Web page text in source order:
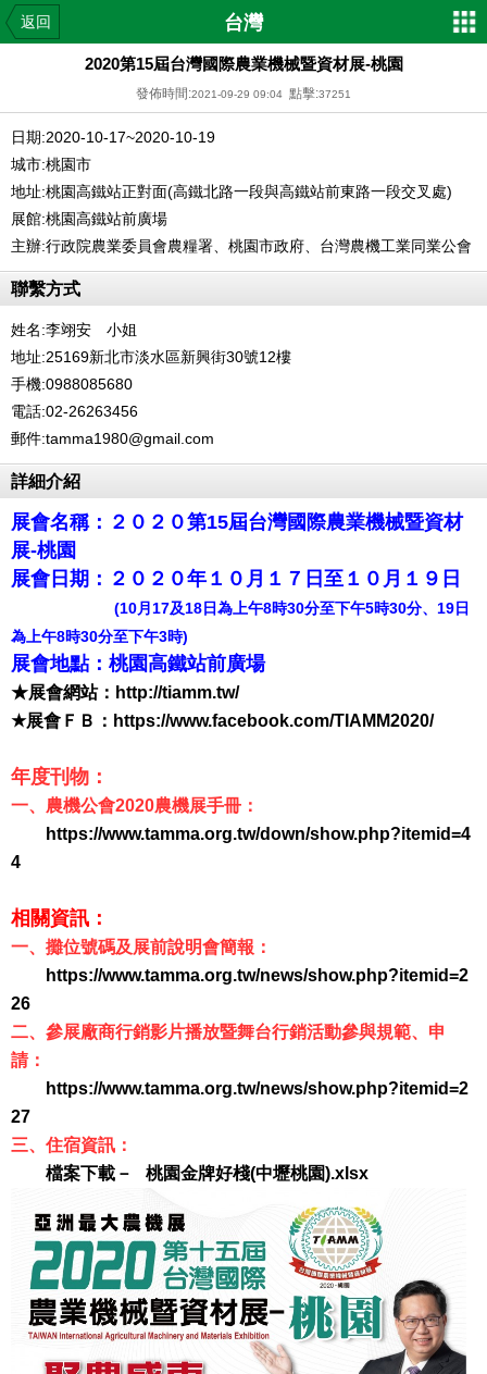
返回 台灣
2020第15屆台灣國際農業機械暨資材展-桃園
發佈時間:2021-09-29 09:04 點擊:37251
日期:2020-10-17~2020-10-19
城市:桃園市
地址:桃園高鐵站正對面(高鐵北路一段與高鐵站前東路一段交叉處)
展館:桃園高鐵站前廣場
主辦:行政院農業委員會農糧署、桃園市政府、台灣農機工業同業公會
聯繫方式
姓名:李翊安 小姐
地址:25169新北市淡水區新興街30號12樓
手機:0988085680
電話:02-26263456
郵件:tamma1980@gmail.com
詳細介紹
展會名稱：２０２０第15屆台灣國際農業機械暨資材
展-桃園
展會日期：２０２０年１０月１７日至１０月１９日
(10月17及18日為上午8時30分至下午5時30分、19日
為上午8時30分至下午3時)
展會地點：桃園高鐵站前廣場
★展會網站： http://tiamm.tw/
★展會ＦＢ： https://www.facebook.com/TIAMM2020/
年度刊物：
一、農機公會2020農機展手冊：
https://www.tamma.org.tw/down/show.php?itemid=4
4
相關資訊：
一、攤位號碼及展前說明會簡報：
https://www.tamma.org.tw/news/show.php?itemid=2
26
二、參展廠商行銷影片播放暨舞台行銷活動參與規範、申
請：
https://www.tamma.org.tw/news/show.php?itemid=2
27
三、住宿資訊：
檔案下載－
桃園金牌好棧(中壢桃園).xlsx